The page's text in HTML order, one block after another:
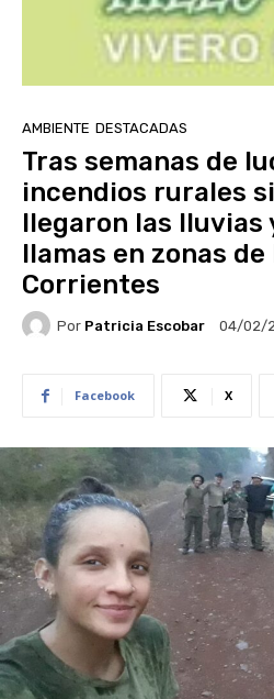
AMBIENTE DESTACADAS
Tras semanas de
incendios rurales
llegaron las lluvias
llamas en zonas de
Corrientes
Por Patricia Escobar 04/02/
Facebook X